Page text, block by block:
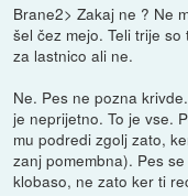
Brane2> Zakaj ne ? Ne
šel čez mejo. Teli trije
za lastnico ali ne.
Ne. Pes ne pozna
je neprijetno. To je vse.
mu podredi zgolj zato,
zanj pomembna). Pes
klobaso, ne zato ker ti